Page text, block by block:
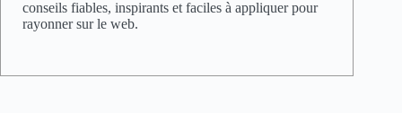
conseils fiables, inspirants et faciles à appliquer pour
rayonner sur le web.